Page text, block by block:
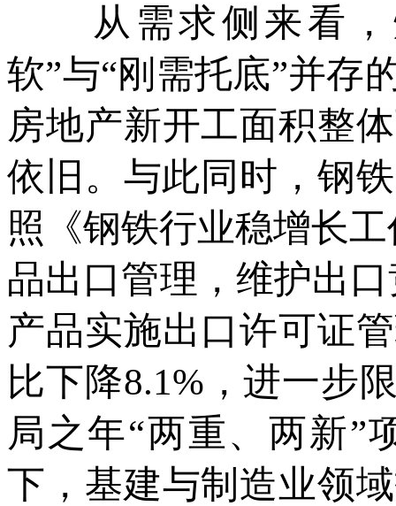
从需求侧来看，
软”与“刚需托底”并存
房地产新开工面积整
依旧。与此同时，钢
照《钢铁行业稳增长
品出口管理，维护出
产品实施出口许可证
比下降8.1%，进一步
局之年“两重、两新”
下，基建与制造业领